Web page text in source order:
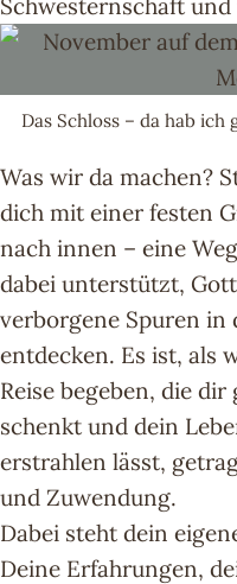
Das Schloss – da hab ich
Was wir da machen?
dich mit einer festen
nach innen – eine
dabei unterstützt,
verborgene Spuren in
entdecken. Es ist, als
Reise begeben, die
schenkt und dein
erstrahlen lässt,
und Zuwendung.
Dabei steht dein
Deine Erfahrungen,